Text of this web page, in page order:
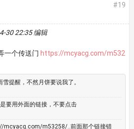
#19
30 22:35 编辑
一个传送门 https://mcyacg.com/m532
提醒，不然月饼要说我了。
要用外面的链接，不要点击
mcyacg.com/m53258/..前面那个链接错